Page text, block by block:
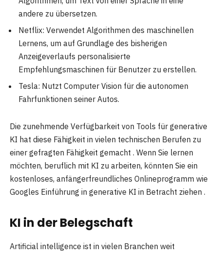
andere zu übersetzen.
Netflix: Verwendet Algorithmen des maschinellen
Lernens, um auf Grundlage des bisherigen
Anzeigeverlaufs personalisierte
Empfehlungsmaschinen für Benutzer zu erstellen.
Tesla: Nutzt Computer Vision für die autonomen
Fahrfunktionen seiner Autos.
Die zunehmende Verfügbarkeit von Tools für generative
KI hat diese Fähigkeit in vielen technischen Berufen zu
einer gefragten Fähigkeit gemacht . Wenn Sie lernen
möchten, beruflich mit KI zu arbeiten, könnten Sie ein
kostenloses, anfängerfreundliches Onlineprogramm wie
Googles Einführung in generative KI in Betracht ziehen .
KI in der Belegschaft
Artificial intelligence ist in vielen Branchen weit